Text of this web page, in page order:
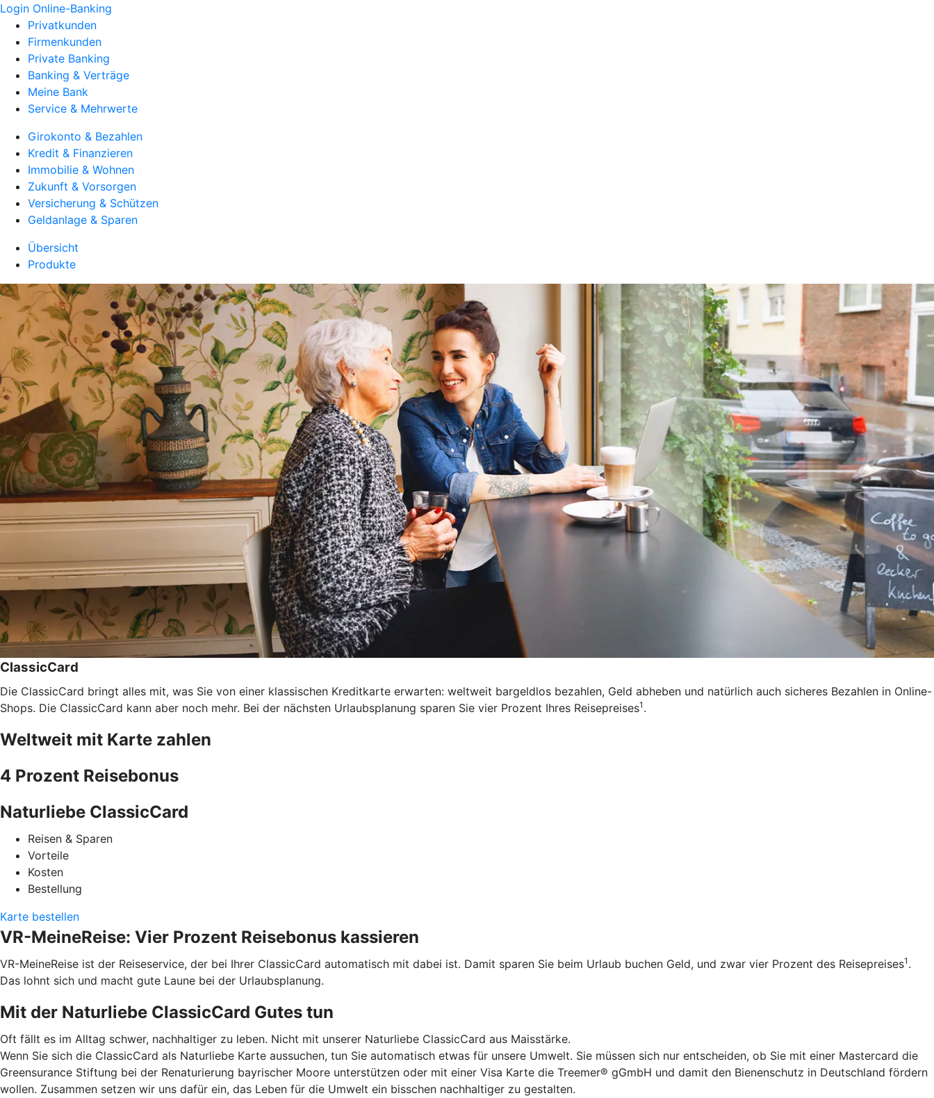
Login Online-Banking
Privatkunden
Firmenkunden
Private Banking
Banking & Verträge
Meine Bank
Service & Mehrwerte
Girokonto & Bezahlen
Kredit & Finanzieren
Immobilie & Wohnen
Zukunft & Vorsorgen
Versicherung & Schützen
Geldanlage & Sparen
Übersicht
Produkte
ClassicCard
Die ClassicCard bringt alles mit, was Sie von einer klassischen Kreditkarte erwarten: weltweit bargeldlos bezahlen, Geld abheben und natürlich auch sicheres Bezahlen in Online-
Shops. Die ClassicCard kann aber noch mehr. Bei der nächsten Urlaubsplanung sparen Sie vier Prozent Ihres Reisepreises1 .
Weltweit mit Karte zahlen
4 Prozent Reisebonus
Naturliebe ClassicCard
Reisen & Sparen
Vorteile
Kosten
Bestellung
Karte bestellen
VR-MeineReise: Vier Prozent Reisebonus kassieren
VR-MeineReise ist der Reiseservice, der bei Ihrer ClassicCard automatisch mit dabei ist. Damit sparen Sie beim Urlaub buchen Geld, und zwar vier Prozent des Reisepreises1 .
Das lohnt sich und macht gute Laune bei der Urlaubsplanung.
Mit der Naturliebe ClassicCard Gutes tun
Oft fällt es im Alltag schwer, nachhaltiger zu leben. Nicht mit unserer Naturliebe ClassicCard aus Maisstärke.
Wenn Sie sich die ClassicCard als Naturliebe Karte aussuchen, tun Sie automatisch etwas für unsere Umwelt. Sie müssen sich nur entscheiden, ob Sie mit einer Mastercard die
Greensurance Stiftung bei der Renaturierung bayrischer Moore unterstützen oder mit einer Visa Karte die Treemer® gGmbH und damit den Bienenschutz in Deutschland fördern
wollen. Zusammen setzen wir uns dafür ein, das Leben für die Umwelt ein bisschen nachhaltiger zu gestalten.